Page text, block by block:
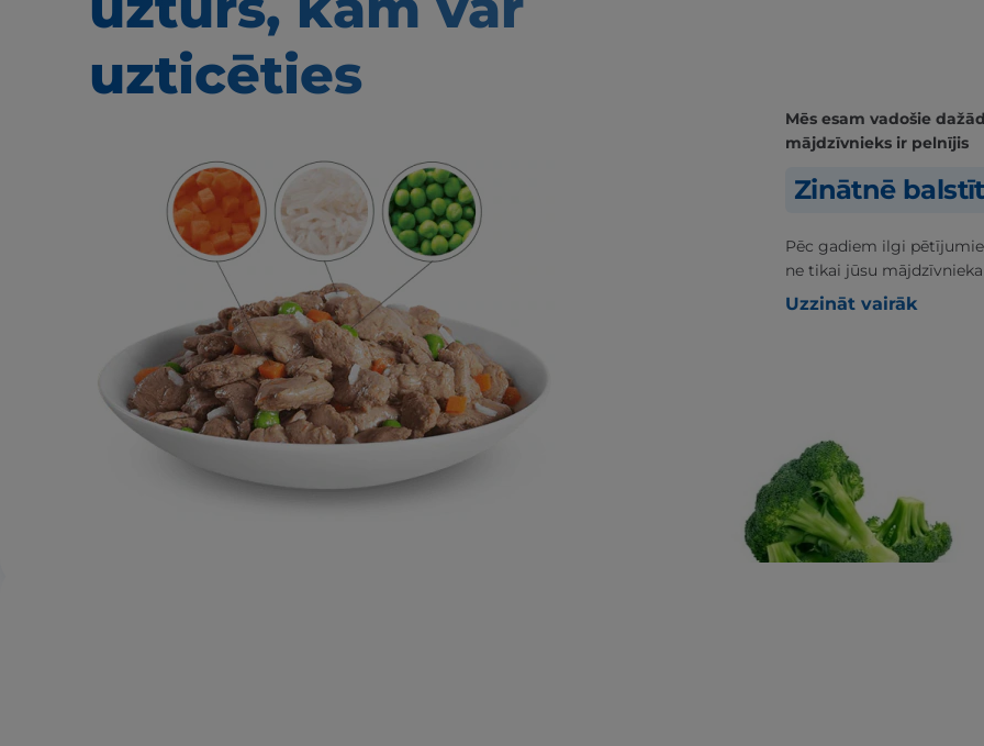
uzticēties
Mēs esam vadošie
mājdzīvnieks ir pelnījis
Zinātnē
Pēc gadiem ilgi
ne tikai jūsu
Uzzināt vairāk